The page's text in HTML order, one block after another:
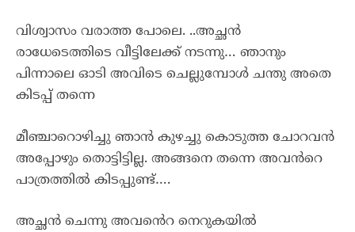
വിശ്വാസം വരാത്ത പോലെ. ..അച്ഛൻ
രാധേടെത്തിടെ വീട്ടിലേക്ക് നടന്നു… ഞാനും
പിന്നാലെ ഓടി അവിടെ ചെല്ലുമ്പോൾ ചന്തു അതെ
കിടപ്പ് തന്നെ
മീഞ്ചാറൊഴിച്ചു ഞാൻ കുഴച്ചു കൊടുത്ത ചോറവൻ
അപ്പോഴും തൊട്ടിട്ടില്ല. അങ്ങനെ തന്നെ അവൻറെ
പാത്രത്തിൽ കിടപ്പുണ്ട്….
അച്ഛൻ ചെന്നു അവൻെറ നെറുകയിൽ